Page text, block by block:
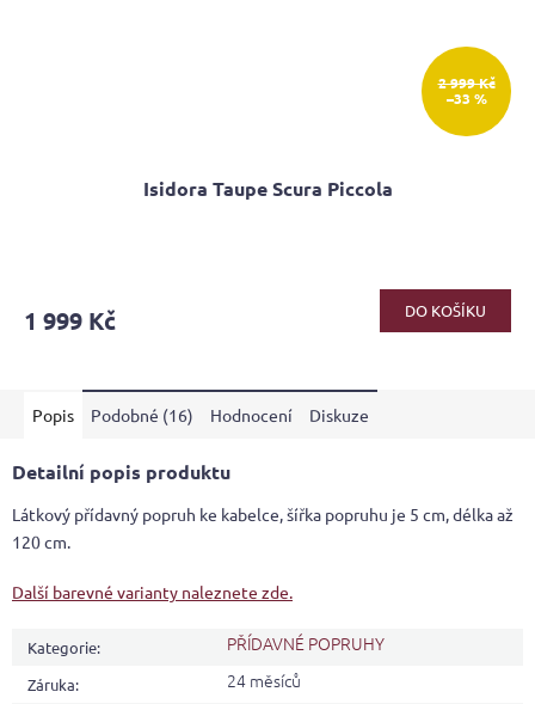
2 999 Kč
–33 %
Isidora Taupe Scura Piccola
je
hvězdiček.
1 999 Kč DO KOŠÍKU
Popis Podobné (16) Hodnocení Diskuze
Detailní popis produktu
Látkový přídavný popruh ke kabelce, šířka popruhu je 5 cm, délka až
120 cm.
Další barevné varianty naleznete zde.
Kategorie: PŘÍDAVNÉ POPRUHY
Záruka: 24 měsíců